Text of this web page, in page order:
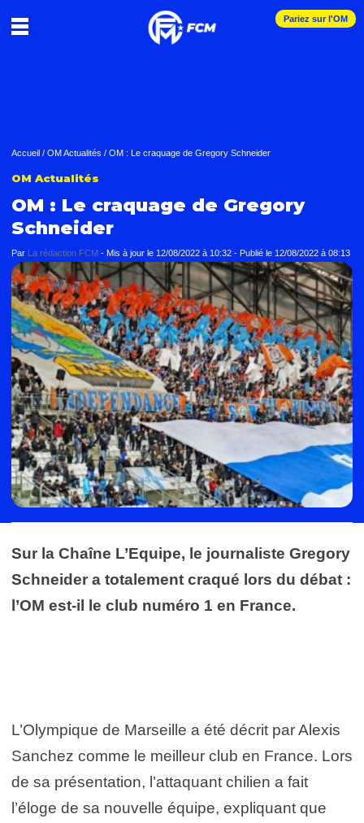
Pariez sur l'OM
Accueil / OM Actualités / OM : Le craquage de Gregory Schneider
OM Actualités
OM : Le craquage de Gregory
Schneider
Par La rédaction FCM - Mis à jour le 12/08/2022 à 10:32 - Publié le 12/08/2022 à 08:13
Sur la Chaîne L’Equipe, le journaliste Gregory
Schneider a totalement craqué lors du débat :
l’OM est-il le club numéro 1 en France.
L’Olympique de Marseille a été décrit par Alexis
Sanchez comme le meilleur club en France. Lors
de sa présentation, l’attaquant chilien a fait
l’éloge de sa nouvelle équipe, expliquant que